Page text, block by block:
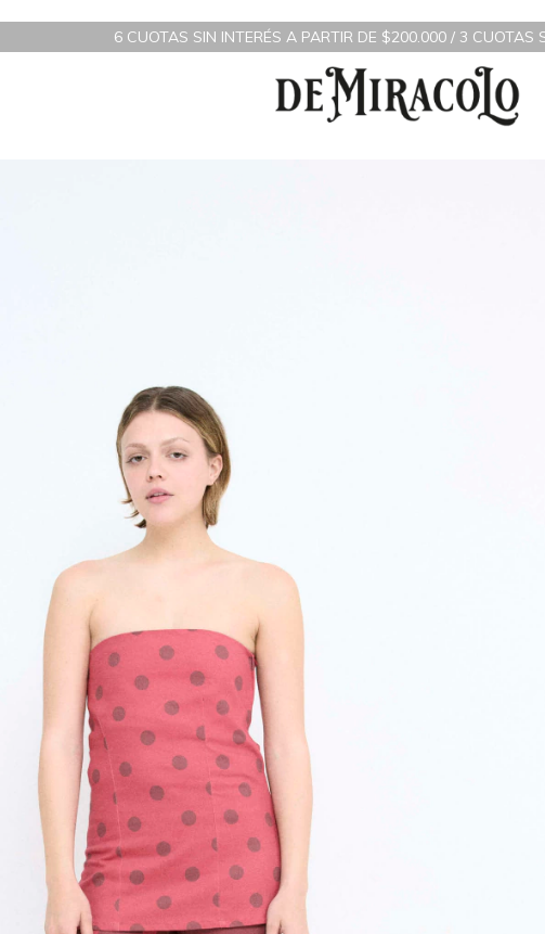
6 CUOTAS SIN INTERÉS A PARTIR DE $200.000 / 3 CUOTAS SIN INTERÉS A